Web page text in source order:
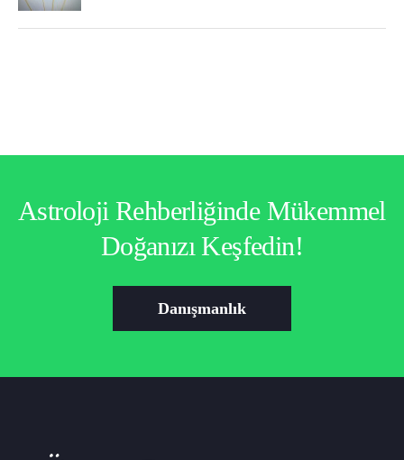
Astroloji Rehberliğinde Mükemmel
Doğanızı Keşfedin!
Danışmanlık